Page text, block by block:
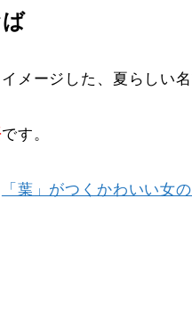
ば
メージした、夏らしい名
です。
「葉」がつくかわいい女